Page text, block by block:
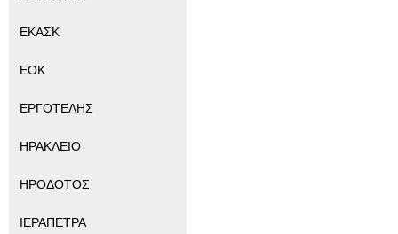
ΕΚΑΣΚ
ΕΟΚ
ΕΡΓΟΤΕΛΗΣ
ΗΡΑΚΛΕΙΟ
ΗΡΟΔΟΤΟΣ
ΙΕΡΑΠΕΤΡΑ